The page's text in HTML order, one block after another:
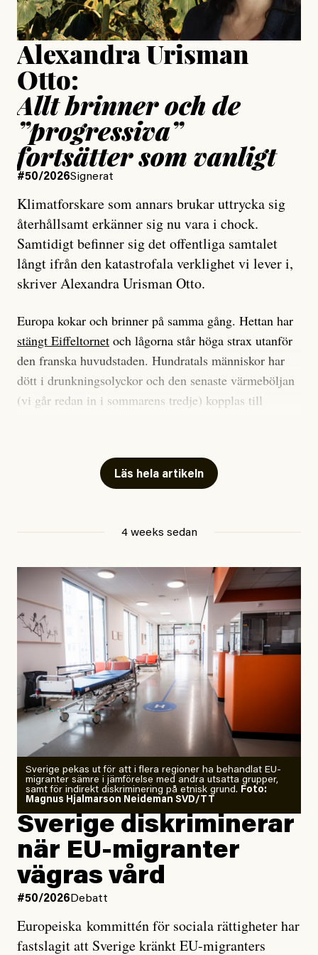
Uppdaterad15 July, 2026
Alexandra Urisman
Otto:
Allt brinner och de
”progressiva”
fortsätter som vanligt
#50/2026Signerat
Klimatforskare som annars brukar uttrycka sig
återhållsamt erkänner sig nu vara i chock.
Samtidigt befinner sig det offentliga samtalet
långt ifrån den katastrofala verklighet vi lever i,
skriver Alexandra Urisman Otto.
Europa kokar och brinner på samma gång. Hettan har
stängt Eiffeltornet och lågorna står höga strax utanför
den franska huvudstaden. Hundratals människor har
dött i drunkningsolyckor och den senaste värmeböljan
(vi går redan in i sommarens tredje) kopplas till
Har du också panik i hettan? Känns det som en
mardröm? Bra, allt annat vore fullständigt orimligt.
att han brukar vara ganska återhållsam när han
september 2023, när de globala temperaturerna för
månaden visade sig vara hela 0,5 °C varmare än någon
tidigare septembermånad – har han blivit chockad.
”Fram till i dag”, skriver han.
Årets El Niño kan bli den
starkaste som uppmätts
Zeke Hausfather är chockad igen efter att ha
analyserat hur de olika klimatmodellerna bedömer
läget för hur den begynnande El Niño-händelsen ska
utveckla sig. El Niño är ett återkommande
väderfenomen som uppstår när havsvattnet i delar av
Stilla havet blir ovanligt varmt. Det påverkar vädret
över stora delar av världen och under
forskare allt oftare varnat för att den här El Niñon
Det verkar vara en underdrift, menar nu Zeke
Läs hela artikeln
4 weeks sedan
Sverige pekas ut för att i flera regioner ha behandlat EU-
migranter sämre i jämförelse med andra utsatta grupper,
samt för indirekt diskriminering på etnisk grund. Foto:
Magnus Hjalmarson Neideman SVD/TT
Sverige diskriminerar
när EU-migranter
vägras vård
#50/2026 Debatt
Europeiska kommittén för sociala rättigheter har
fastslagit att Sverige kränkt EU-migranters